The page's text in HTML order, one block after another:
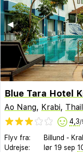
◀︎
Blue Tara Hotel
Ao Nang, Krabi,
4,3/
Flyv fra: Billund -
Udrejse:
lør 19 sep